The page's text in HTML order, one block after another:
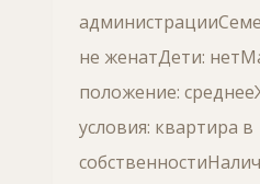
не женатДети:
положение:
условия: квартира в